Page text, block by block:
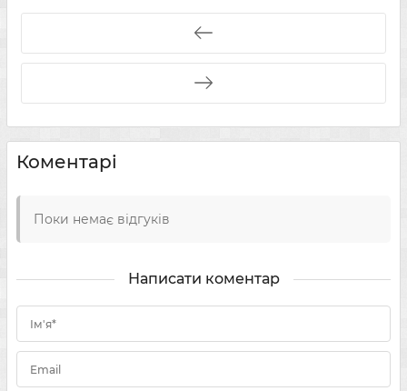
Коментарі
Поки немає відгуків
Написати коментар
Ім'я*
Email